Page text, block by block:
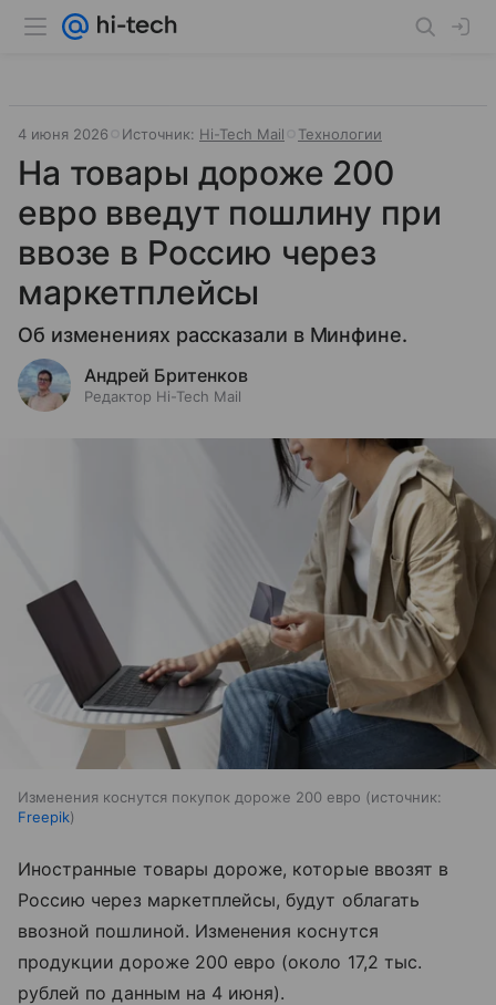
4 июня 2026 Источник: Hi-Tech Mail Технологии
На товары дороже 200
евро введут пошлину при
ввозе в Россию через
маркетплейсы
Об изменениях рассказали в Минфине.
Андрей Бритенков
Редактор Hi-Tech Mail
Изменения коснутся покупок дороже 200 евро
источник:
Freepik
Иностранные товары дороже, которые ввозят в
Россию через маркетплейсы, будут облагать
ввозной пошлиной. Изменения коснутся
продукции дороже 200 евро (около 17,2 тыс.
рублей по данным на 4 июня).